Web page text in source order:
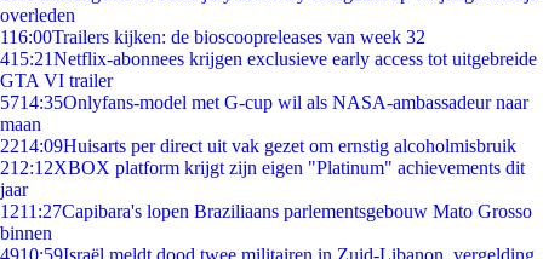
overleden
116:00Trailers kijken: de bioscoopreleases van week 32
415:21Netflix-abonnees krijgen exclusieve early access tot uitgebreide
GTA VI trailer
5714:35Onlyfans-model met G-cup wil als NASA-ambassadeur naar
maan
2214:09Huisarts per direct uit vak gezet om ernstig alcoholmisbruik
212:12XBOX platform krijgt zijn eigen "Platinum" achievements dit
jaar
1211:27Capibara's lopen Braziliaans parlementsgebouw Mato Grosso
binnen
4910:59Israël meldt dood twee militairen in Zuid-Libanon, vergelding